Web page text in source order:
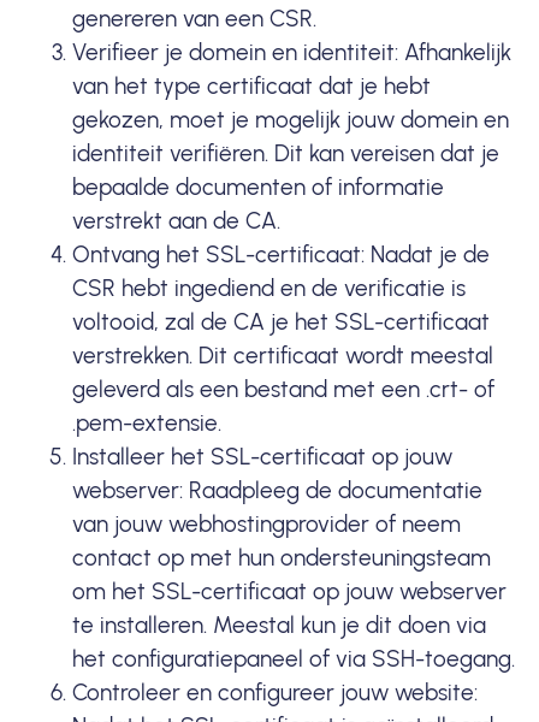
genereren van een CSR.
Verifieer je domein en identiteit: Afhankelijk
van het type certificaat dat je hebt
gekozen, moet je mogelijk jouw domein en
identiteit verifiëren. Dit kan vereisen dat je
bepaalde documenten of informatie
verstrekt aan de CA.
Ontvang het SSL-certificaat: Nadat je de
CSR hebt ingediend en de verificatie is
voltooid, zal de CA je het SSL-certificaat
verstrekken. Dit certificaat wordt meestal
geleverd als een bestand met een .crt- of
.pem-extensie.
Installeer het SSL-certificaat op jouw
webserver: Raadpleeg de documentatie
van jouw webhostingprovider of neem
contact op met hun ondersteuningsteam
om het SSL-certificaat op jouw webserver
te installeren. Meestal kun je dit doen via
het configuratiepaneel of via SSH-toegang.
Controleer en configureer jouw website: